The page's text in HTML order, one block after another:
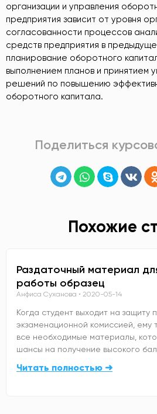
организации и управления
предприятия зависит от уровня
согласованности процессов
средств предприятия в
планирование оборотного
выполнением планов и принятием
решений по повышению
оборотного капитала.
Поделиться
Похожие
Раздаточный материал
работы образец
Анфиса Суханова 2020-05-14
Когда студент выходит на защиту
экзаменационной комиссией, ему
все необходимые материалы,
шансы на получение высокого
Читать полностью ➜